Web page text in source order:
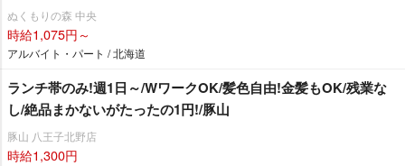
ぬくもりの森 中央
時給1,075円～
アルバイト・パート / 北海道
ランチ帯のみ!週1日～/WワークOK/髪色自由!金髪もOK/残業な
し/絶品まかないがたったの1円!/豚山
豚山 八王子北野店
時給1,300円